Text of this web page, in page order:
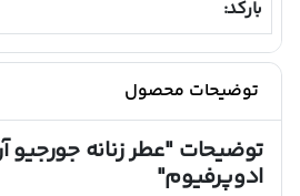
بارکد:
توضیحات محصول
توضیحات"عطر زنانه جورجیو
ادوپرفیوم"